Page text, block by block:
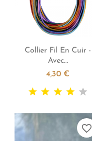
Aperçu rapide
Collier Fil En Cuir -
Avec...
4,30 €
favorite_border